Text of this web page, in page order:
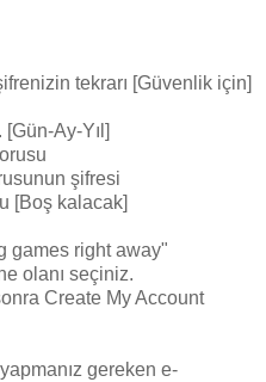
tekrarı [Güvenlik için]
Ay-Yıl]
şifresi
[Boş kalacak]
games right away"
olanı seçiniz.
Create My Account
gereken e-